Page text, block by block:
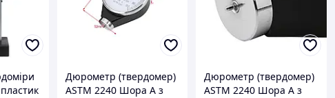
Дюрометр (твердомер)
ASTM 2240 Шора A з
Дюрометр (твердомер)
ASTM 2240 Шора A з